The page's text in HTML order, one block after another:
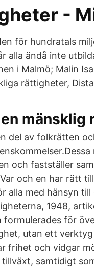
-
för hundratals
ändå inte
i Malmö; Malin
rättigheter,
mänsklig
del av folkrätten
och fastställer
och en har rätt
alla med hänsyn
1948,
för
utan ett
frihet och vidgar
samtidigt